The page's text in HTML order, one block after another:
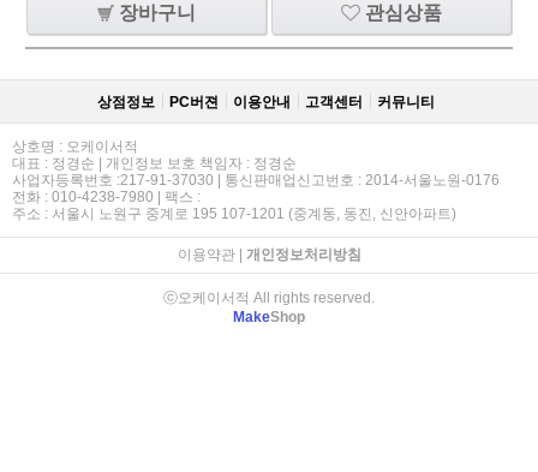
장바구니 관심상품
상점정보 PC버젼 이용안내 고객센터 커뮤니티
상호명 : 오케이서적
대표 : 정경순 | 개인정보 보호 책임자 : 정경순
사업자등록번호 :217-91-37030 | 통신판매업신고번호 : 2014-서울노원-0176
전화 : 010-4238-7980 | 팩스 :
주소 : 서울시 노원구 중계로 195 107-1201 (중계동, 동진, 신안아파트)
이용약관| 개인정보처리방침
ⓒ오케이서적 All rights reserved.
MakeShop